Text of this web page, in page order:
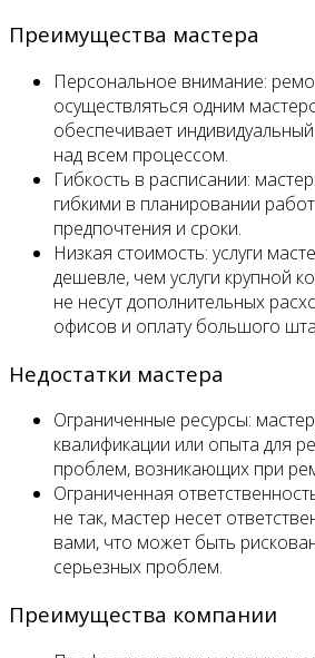
Преимущества мастера
Персональное внимание:
осуществляться одним
обеспечивает
над всем процессом.
Гибкость в расписании:
гибкими в планировании
предпочтения и сроки.
Низкая стоимость: услуги
дешевле, чем услуги крупной
не несут дополнительных
офисов и оплату большого
Недостатки мастера
Ограниченные ресурсы:
квалификации или опыта для
проблем, возникающих при
Ограниченная
не так, мастер несет
вами, что может быть
серьезных проблем.
Преимущества компании